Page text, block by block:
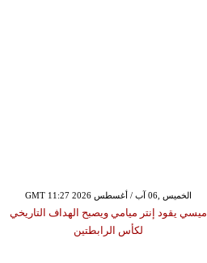
GMT 11:27 2026 الخميس ,06 آب / أغسطس
ميسي يقود إنتر ميامي ويصبح الهداف التاريخي
لكأس الرابطتين